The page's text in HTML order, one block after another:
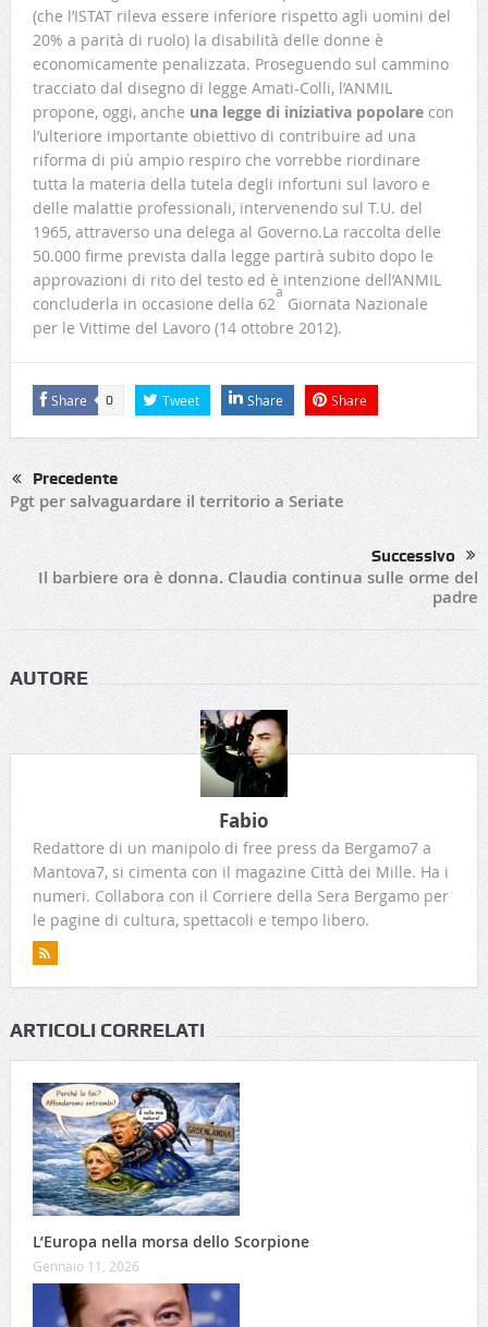
(che l’ISTAT rileva essere inferiore rispetto agli uomini del
20% a parità di ruolo) la disabilità delle donne è
economicamente penalizzata. Proseguendo sul cammino
tracciato dal disegno di legge Amati-Colli, l’ANMIL
propone, oggi, anche una legge di iniziativa popolarecon
l’ulteriore importante obiettivo di contribuire ad una
riforma di più ampio respiro che vorrebbe riordinare
tutta la materia della tutela degli infortuni sul lavoro e
delle malattie professionali, intervenendo sul T.U. del
1965, attraverso una delega al Governo.La raccolta delle
50.000 firme prevista dalla legge partirà subito dopo le
approvazioni di rito del testo ed è intenzione dell’ANMIL
concluderla in occasione della 62
a
Giornata Nazionale
per le Vittime del Lavoro (14 ottobre 2012).
Share 0 Tweet Share Share
Precedente
Pgt per salvaguardare il territorio a Seriate
Successivo
Il barbiere ora è donna. Claudia continua sulle orme del
padre
AUTORE
Fabio
Redattore di un manipolo di free press da Bergamo7 a
Mantova7, si cimenta con il magazine Città dei Mille. Ha i
numeri. Collabora con il Corriere della Sera Bergamo per
le pagine di cultura, spettacoli e tempo libero.
ARTICOLI CORRELATI
L’Europa nella morsa dello Scorpione
Gennaio 11, 2026